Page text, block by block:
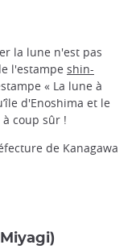
la lune n'est pas
l'estampe shin-
« La lune à
d'Enoshima et le
coup sûr !
de Kanagawa